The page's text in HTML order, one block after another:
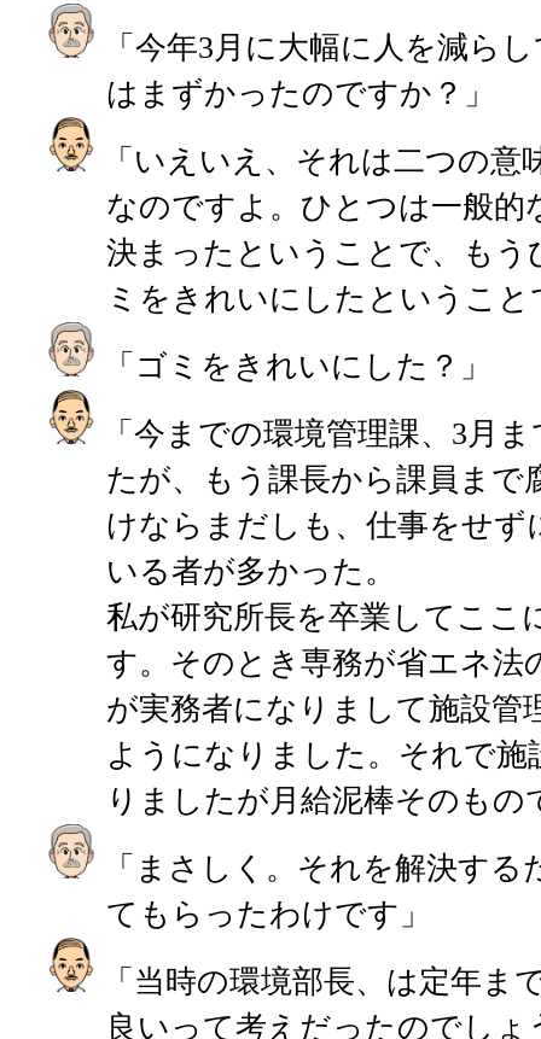
「今年3月に大幅に人を減ら
はまずかったのですか？」
「いえいえ、それは二つの意
なのですよ。ひとつは一般的
決まったということで、もう
ミをきれいにしたということ
「ゴミをきれいにした？」
「今までの環境管理課、3月
たが、もう課長から課員まで
けならまだしも、仕事をせず
いる者が多かった。
私が研究所長を卒業してここ
す。そのとき専務が省エネ法
が実務者になりまして施設管
ようになりました。それで施
りましたが月給泥棒そのもの
「まさしく。それを解決する
てもらったわけです」
「当時の環境部長、は定年ま
良いって考えだったのでしょ